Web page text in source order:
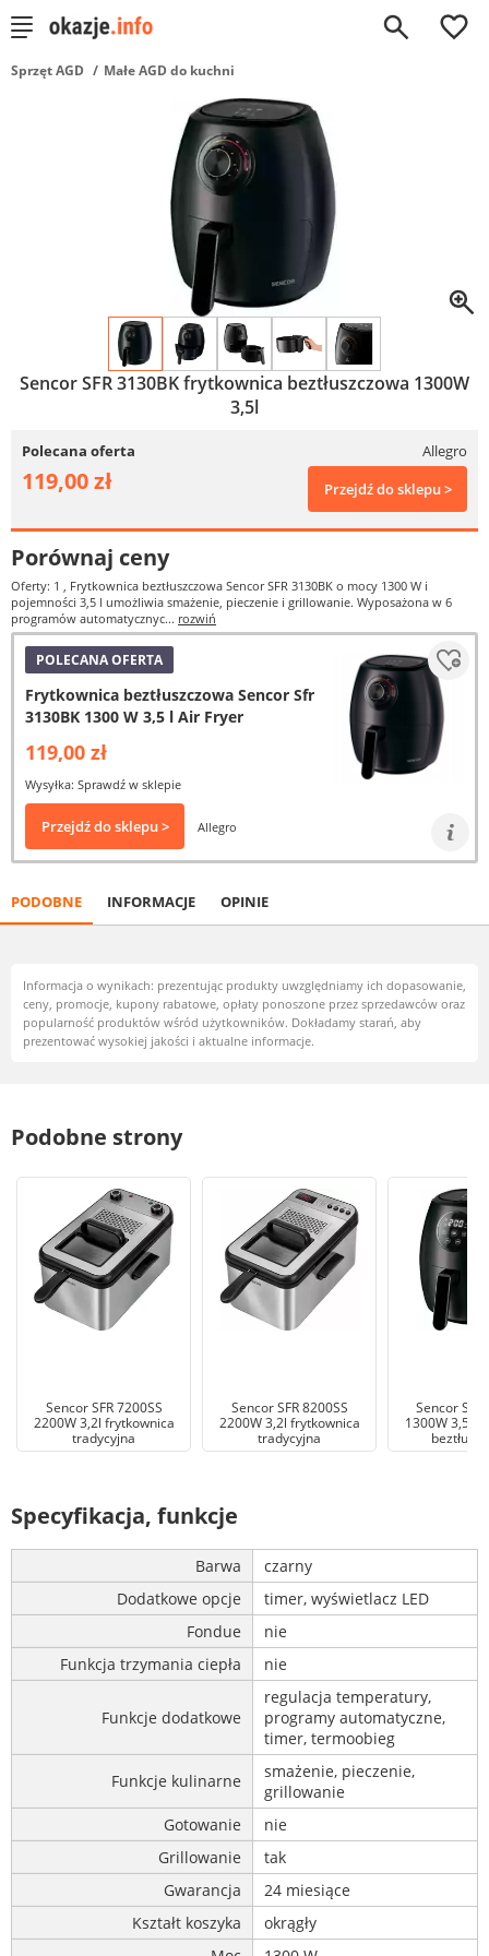
0
Sprzęt AGD Małe AGD do kuchni
Sencor SFR 3130BK frytkownica beztłuszczowa 1300W
3,5l
Polecana oferta Allegro
119,00 zł Przejdź do sklepu >
Porównaj ceny
Oferty: 1 , Frytkownica beztłuszczowa Sencor SFR 3130BK o mocy 1300 W i
pojemności 3,5 l umożliwia smażenie, pieczenie i grillowanie. Wyposażona w 6
programów automatycznyc... rozwiń
POLECANA OFERTA
Frytkownica beztłuszczowa Sencor Sfr
3130BK 1300 W 3,5 l Air Fryer
119,00 zł
Wysyłka: Sprawdź w sklepie
Przejdź do sklepu > Allegro
PODOBNE INFORMACJE OPINIE
Informacja o wynikach: prezentując produkty uwzględniamy ich dopasowanie,
ceny, promocje, kupony rabatowe, opłaty ponoszone przez sprzedawców oraz
popularność produktów wśród użytkowników. Dokładamy starań, aby
prezentować wysokiej jakości i aktualne informacje.
Podobne strony
Sencor SFR 7200SS
2200W 3,2l frytkownica
tradycyjna
Sencor SFR 8200SS
2200W 3,2l frytkownica
tradycyjna
Sencor SFR
1300W 3,5l
Specyfikacja, funkcje
Barwa
czarny
Dodatkowe opcje
timer, wyświetlacz LED
Fondue
nie
Funkcja trzymania ciepła
nie
Funkcje dodatkowe
regulacja temperatury,
programy automatyczne,
timer, termoobieg
Funkcje kulinarne
smażenie, pieczenie,
grillowanie
Gotowanie
nie
Grillowanie
tak
Gwarancja
24 miesiące
Kształt koszyka
okrągły